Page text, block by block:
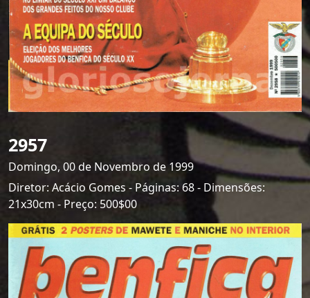
2957
Domingo, 00 de Novembro de 1999
Diretor: Acácio Gomes - Páginas: 68 - Dimensões:
21x30cm - Preço: 500$00